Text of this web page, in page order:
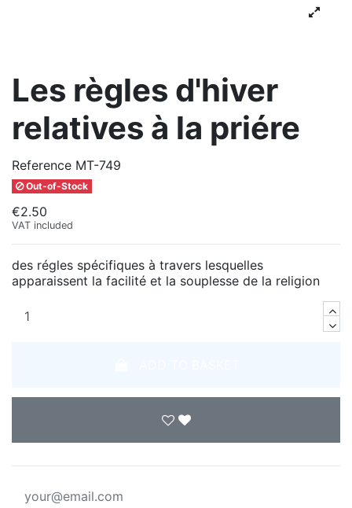
Les règles d'hiver
relatives à la priére
Reference MT-749
Out-of-Stock
€2.50
VAT included
des régles spécifiques à travers lesquelles
apparaissent la facilité et la souplesse de la religion